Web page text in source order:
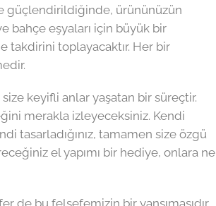
güçlendirildiğinde, ürününüzün
bahçe eşyaları için büyük bir
takdirini toplayacaktır. Her bir
keyifli anlar yaşatan bir süreçtir.
merakla izleyeceksiniz. Kendi
tasarladığınız, tamamen size özgü
el yapımı bir hediye, onlara ne